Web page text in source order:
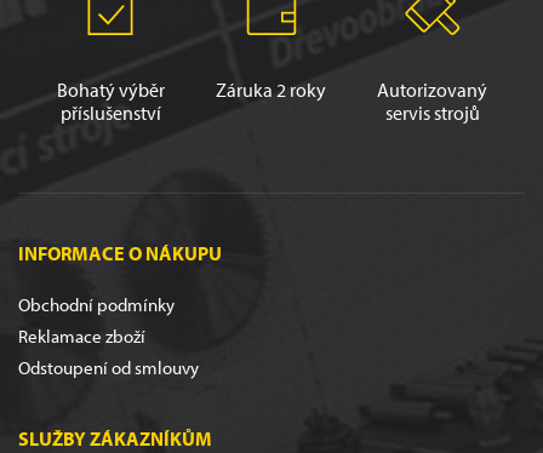
Bohatý výběr
příslušenství
Záruka 2 roky
Autorizovaný
servis strojů
INFORMACE O NÁKUPU
Obchodní podmínky
Reklamace zboží
Odstoupení od smlouvy
SLUŽBY ZÁKAZNÍKŮM